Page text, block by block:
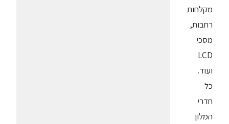
מקלחות
רחבות,
מסכי
LCD
ועוד.
כל
חדרי
המלון